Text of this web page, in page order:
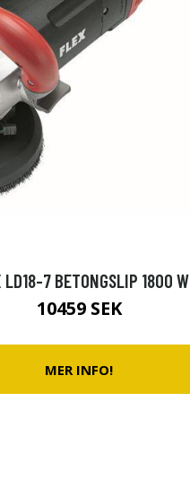
LD18-7 BETONGSLIP 1800 W
10459 SEK
MER INFO!